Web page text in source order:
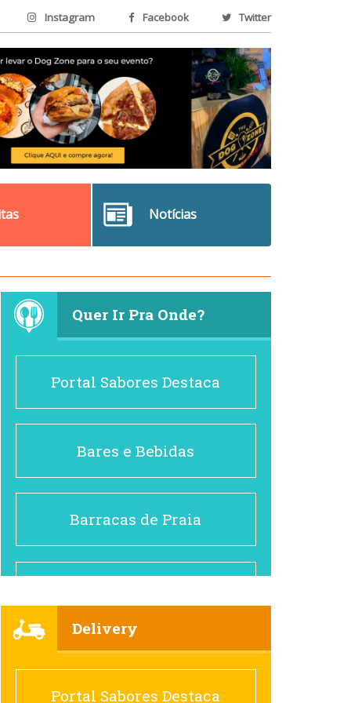
Instagram Facebook Twitter
Notícias
Quer Ir Pra Onde?
Portal Sabores Destaca
Bares e Bebidas
Barracas de Praia
Cafés
Delivery
Portal Sabores Destaca